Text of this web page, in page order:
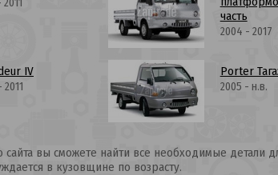
IV
часть
2004 - 2017
Porter
2005 - н.в.
вы сможете найти все необходимые детали
в кузовщине по возрасту.